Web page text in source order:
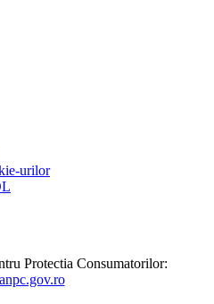
urilor
Protectia Consumatorilor: